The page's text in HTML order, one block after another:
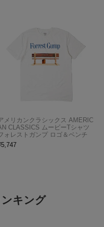
メリカンクラシックス AMERIC
CLASSICS ムービーTシャツ
ォレストガンプ ロゴ＆ベンチ
5,747
キング